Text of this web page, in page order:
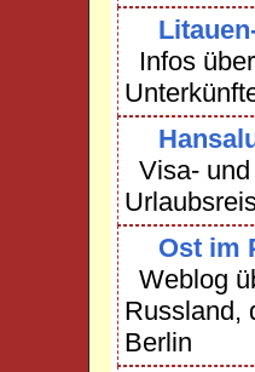
Infos
Visa-
Ost im
Weblog
Russland,
Berlin